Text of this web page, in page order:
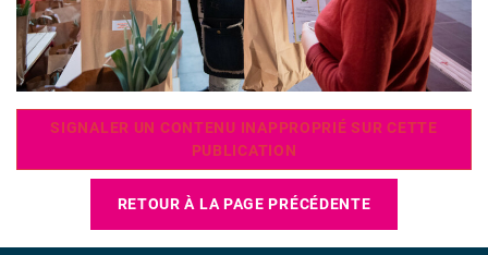
SIGNALER UN CONTENU INAPPROPRIÉ SUR CETTE
PUBLICATION
RETOUR À LA PAGE PRÉCÉDENTE